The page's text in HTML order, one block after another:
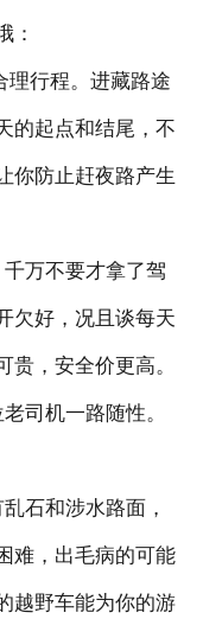
租车价格
联系我们
：
行程。进藏路途
的起点和结尾，不
你防止赶夜路产生
万不要才拿了驾
欠好，况且谈每天
，安全价更高。
司机一路随性。
石和涉水路面，
难，出毛病的可能
越野车能为你的游